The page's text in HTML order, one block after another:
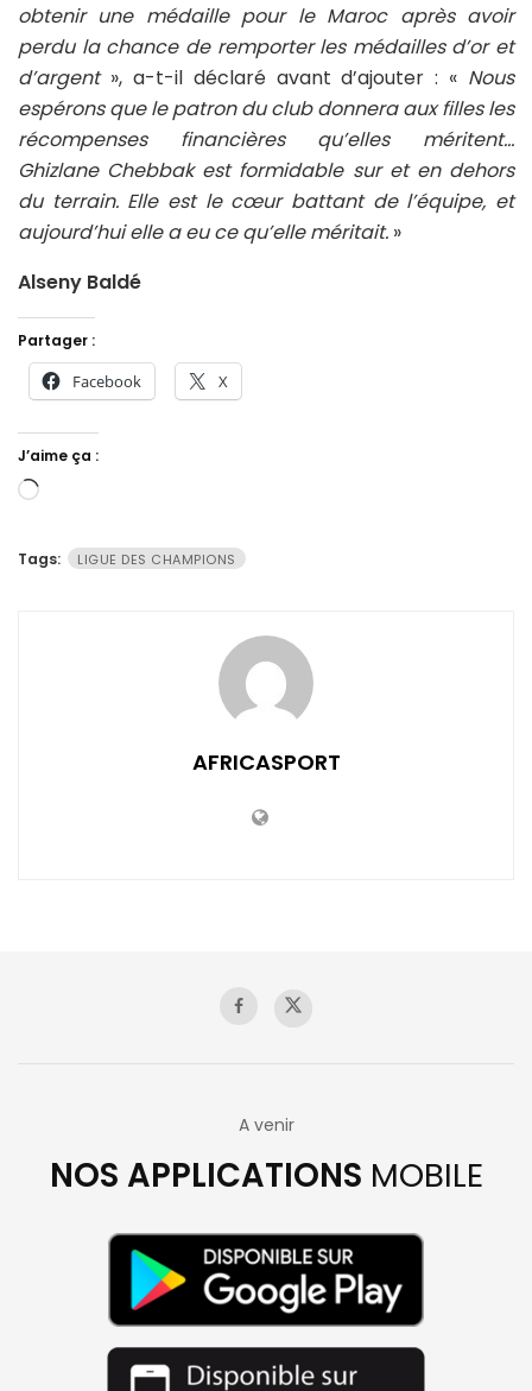
obtenir une médaille pour le Maroc après avoir
perdu la chance de remporter les médailles d’or et
d’argent», a-t-il déclaré avant d’ajouter : « Nous
espérons que le patron du club donnera aux filles les
récompenses financières qu’elles méritent…
Ghizlane Chebbak est formidable sur et en dehors
du terrain. Elle est le cœur battant de l’équipe, et
aujourd’hui elle a eu ce qu’elle méritait. »
Alseny Baldé
Partager :
Facebook X
J’aime ça :
Chargement…
Tags: LIGUE DES CHAMPIONS
AFRICASPORT
A venir
NOS APPLICATIONS MOBILE